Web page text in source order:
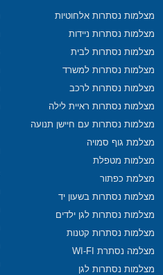
מצלמות נסתרות אלחוטיות
מצלמות נסתרות ניידות
מצלמות נסתרות לבית
מצלמות נסתרות למשרד
מצלמות נסתרות לרכב
מצלמות נסתרות ראיית לילה
מצלמות נסתרות עם חיישן תנועה
מצלמת גוף סמויה
מצלמות מטפלת
מצלמת כפתור
מצלמות נסתרות בשעון יד
מצלמות נסתרות לגן ילדים
מצלמות נסתרות קטנות
מצלמה נסתרת WI-FI
מצלמות נסתרות לגן